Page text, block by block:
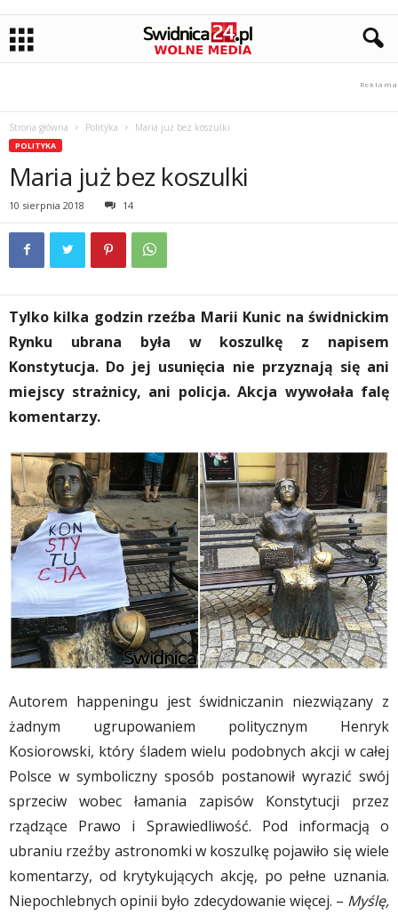
Strona główna Polityka Maria już bez koszulki
POLITYKA
Maria już bez koszulki
10 sierpnia 2018 14
Tylko kilka godzin rzeźba Marii Kunic na świdnickim
Rynku ubrana była w koszulkę z napisem
Konstytucja. Do jej usunięcia nie przyznają się ani
miejscy strażnicy, ani policja. Akcja wywołała falę
komentarzy.
Autorem happeningu jest świdniczanin niezwiązany z
żadnym ugrupowaniem politycznym Henryk
Kosiorowski, który śladem wielu podobnych akcji w całej
Polsce w symboliczny sposób postanowił wyrazić swój
sprzeciw wobec łamania zapisów Konstytucji przez
rządzące Prawo i Sprawiedliwość. Pod informacją o
ubraniu rzeźby astronomki w koszulkę pojawiło się wiele
komentarzy, od krytykujących akcję, po pełne uznania.
Niepochlebnych opinii było zdecydowanie więcej. – Myślę,